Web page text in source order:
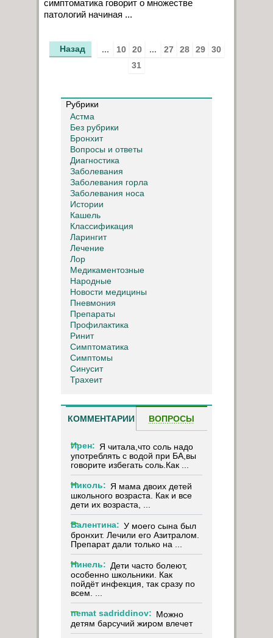
симптоматика говорит о множестве
патологий начиная ...
Назад ... 10 20 ... 27 28 29
30
31
Рубрики
Астма
Без рубрики
Бронхит
Вопросы и ответы
Диагностика
Заболевания
Заболевания горла
Заболевания носа
Истории
Кашель
Классификация
Ларингит
Лечение
Лор
Медикаментозные
Народные
Новости медицины
Пневмония
Препараты
Профилактика
Ринит
Симптоматика
Симптомы
Синусит
Трахеит
КОММЕНТАРИИ ВОПРОСЫ
Ирен: Я читала,что соль надо
употреблять с водой при БА,вы
говорите избегать соль.Как ...
Николь: Я мама двоих детей
школьного возраста. Как и все
дети их возраста, ...
Валентина: У моего сына был
бронхит. Лечили его Азитралом.
Препарат дали только на ...
Нинель: Дети часто болеют,
особенно школьники. Как
пойдёт инфекция, так сразу по
всем. ...
nemat sadriddinov: Можно
детям барсучий жиром влечет